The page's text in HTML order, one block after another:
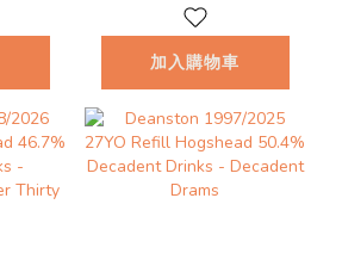
Drinks - Decadent
Drams
加入購物車